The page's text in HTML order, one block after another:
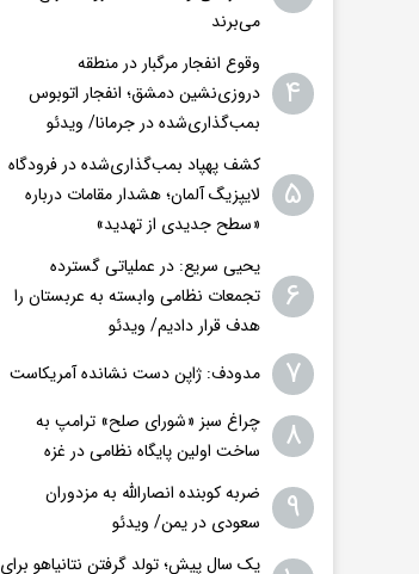
می‌برند
۴
وقوع انفجار مرگبار در منطقه
دروزی‌نشین دمشق؛ انفجار اتوبوس
بمب‌گذاری‌شده در جرمانا/ ویدئو
۵
کشف پهپاد بمب‌گذاری‌شده در فرودگاه
لایپزیگ آلمان؛ هشدار مقامات درباره
«سطح جدیدی از تهدید»
۶
یحیی سریع: در عملیاتی گسترده
تجمعات نظامی وابسته به عربستان را
هدف قرار دادیم/ ویدئو
۷ مدودف: ژاپن دست نشانده آمریکاست
۸
چراغ سبز «شورای صلح» ترامپ به
ساخت اولین پایگاه نظامی در غزه
۹
ضربه کوبنده انصارالله به مزدوران
سعودی در یمن/ ویدئو
یک سال پیش؛ تولد گرفتن نتانیاهو برای